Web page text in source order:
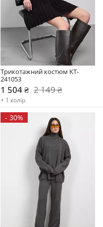
Трикотажний костюм KT-
241053
1 504 ₴ 2 149 ₴
+ 1 колір
- 30%